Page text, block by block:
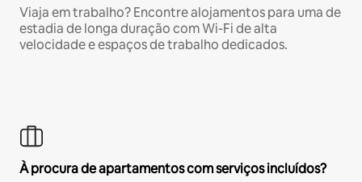
Viaja em trabalho? Encontre alojamentos para uma de
estadia de longa duração com Wi-Fi de alta
velocidade e espaços de trabalho dedicados.
À procura de apartamentos com serviços incluídos?